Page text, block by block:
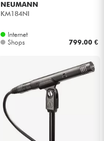
NEUMANN
KM184NI
Internet
Shops
799.00 €